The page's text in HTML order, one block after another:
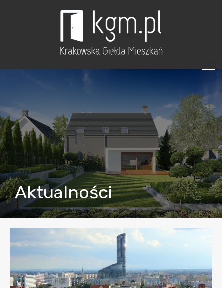
Aktualności